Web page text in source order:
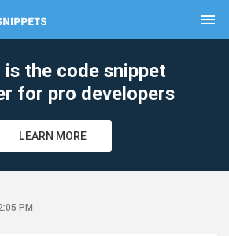
menu
is the code snippet
for pro developers
LEARN MORE
PM
clear